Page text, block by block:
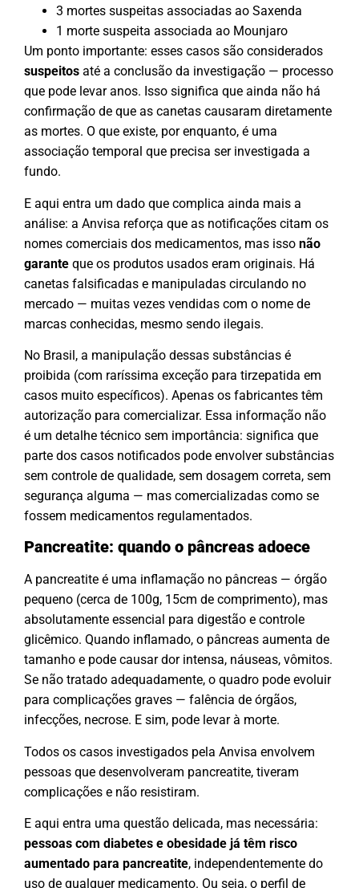
3 mortes suspeitas associadas ao Saxenda
1 morte suspeita associada ao Mounjaro
Um ponto importante: esses casos são considerados
suspeitos até a conclusão da investigação — processo
que pode levar anos. Isso significa que ainda não há
confirmação de que as canetas causaram diretamente
as mortes. O que existe, por enquanto, é uma
associação temporal que precisa ser investigada a
fundo.
E aqui entra um dado que complica ainda mais a
análise: a Anvisa reforça que as notificações citam os
nomes comerciais dos medicamentos, mas isso não
garante que os produtos usados eram originais. Há
canetas falsificadas e manipuladas circulando no
mercado — muitas vezes vendidas com o nome de
marcas conhecidas, mesmo sendo ilegais.
No Brasil, a manipulação dessas substâncias é
proibida (com raríssima exceção para tirzepatida em
casos muito específicos). Apenas os fabricantes têm
autorização para comercializar. Essa informação não
é um detalhe técnico sem importância: significa que
parte dos casos notificados pode envolver substâncias
sem controle de qualidade, sem dosagem correta, sem
segurança alguma — mas comercializadas como se
fossem medicamentos regulamentados.
Pancreatite: quando o pâncreas adoece
A pancreatite é uma inflamação no pâncreas — órgão
pequeno (cerca de 100g, 15cm de comprimento), mas
absolutamente essencial para digestão e controle
glicêmico. Quando inflamado, o pâncreas aumenta de
tamanho e pode causar dor intensa, náuseas, vômitos.
Se não tratado adequadamente, o quadro pode evoluir
para complicações graves — falência de órgãos,
infecções, necrose. E sim, pode levar à morte.
Todos os casos investigados pela Anvisa envolvem
pessoas que desenvolveram pancreatite, tiveram
complicações e não resistiram.
E aqui entra uma questão delicada, mas necessária:
pessoas com diabetes e obesidade já têm risco
aumentado para pancreatite, independentemente do
uso de qualquer medicamento. Ou seja, o perfil de